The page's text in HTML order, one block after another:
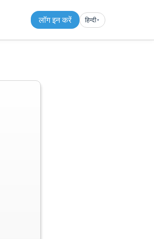
लॉग इन करें हिन्दी▾︎